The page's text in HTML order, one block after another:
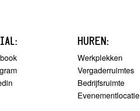
HUREN:
Werkplekken
Vergaderruimtes
Bedrijfsruimte
Evenementlocatie